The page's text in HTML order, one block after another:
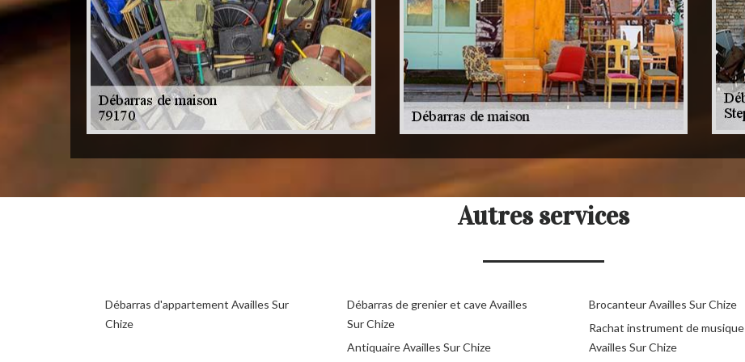
Autres services
Débarras d'appartement Availles Sur
Chize
Débarras de grenier et cave Availles
Sur Chize
Antiquaire Availles Sur Chize
Brocanteur Availles Sur Chize
Rachat instrument de musique
Availles Sur Chize